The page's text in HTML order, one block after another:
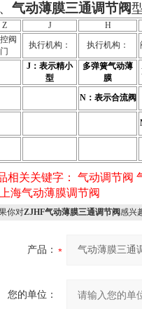
气动薄膜三通调节阀
Z J
H
阀
门
执行机构： 执行机构：
J：表示精小
型
多弹簧气动薄
膜
N：表示合流阀
相关关键字： 气动调节阀
上海气动薄膜调节阀
你对ZJHF气动薄膜三通调节阀感兴
产品：
您的单位：